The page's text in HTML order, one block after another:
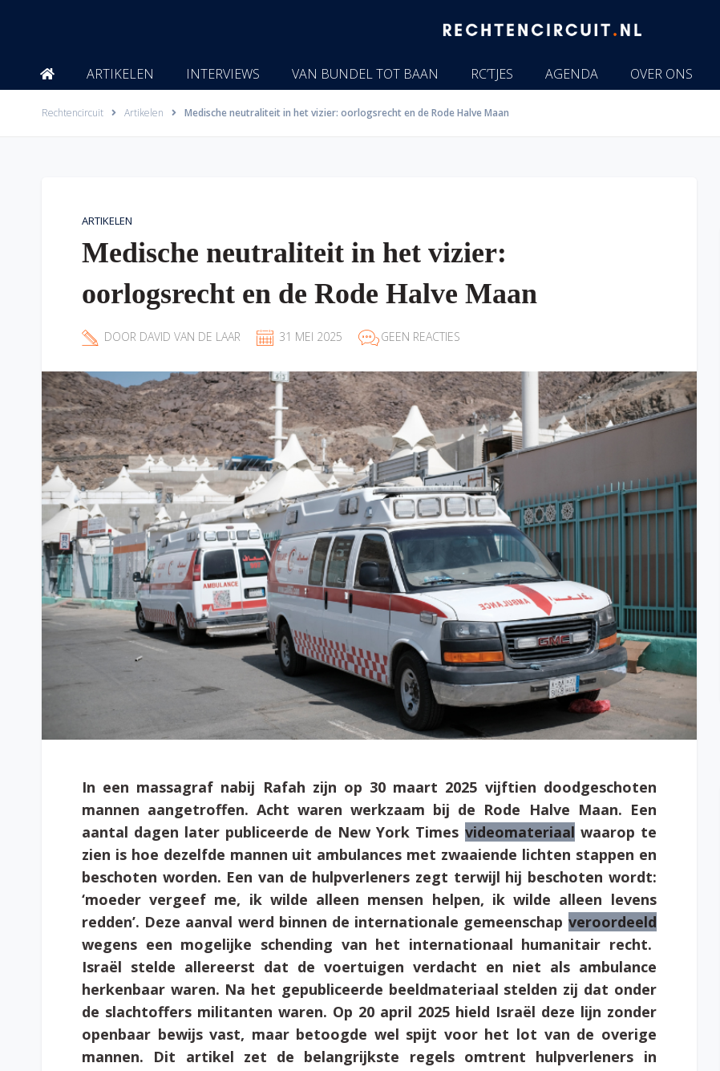
ARTIKELEN INTERVIEWS VAN BUNDEL TOT BAAN RC’TJES AGENDA OVER ONS
Rechtencircuit Artikelen Medische neutraliteit in het vizier: oorlogsrecht en de Rode Halve Maan
ARTIKELEN
Medische neutraliteit in het vizier:
oorlogsrecht en de Rode Halve Maan
DOOR DAVID VAN DE LAAR 31 MEI 2025 GEEN REACTIES
In een massagraf nabij Rafah zijn op 30 maart 2025 vijftien doodgeschoten
mannen aangetroffen. Acht waren werkzaam bij de Rode Halve Maan. Een
aantal dagen later publiceerde de New York Times videomateriaal waarop te
zien is hoe dezelfde mannen uit ambulances met zwaaiende lichten stappen en
beschoten worden. Een van de hulpverleners zegt terwijl hij beschoten wordt:
‘moeder vergeef me, ik wilde alleen mensen helpen, ik wilde alleen levens
redden’. Deze aanval werd binnen de internationale gemeenschap veroordeeld
wegens een mogelijke schending van het internationaal humanitair recht.
Israël stelde allereerst dat de voertuigen verdacht en niet als ambulance
herkenbaar waren. Na het gepubliceerde beeldmateriaal stelden zij dat onder
de slachtoffers militanten waren. Op 20 april 2025 hield Israël deze lijn zonder
openbaar bewijs vast, maar betoogde wel spijt voor het lot van de overige
mannen. Dit artikel zet de belangrijkste regels omtrent hulpverleners in